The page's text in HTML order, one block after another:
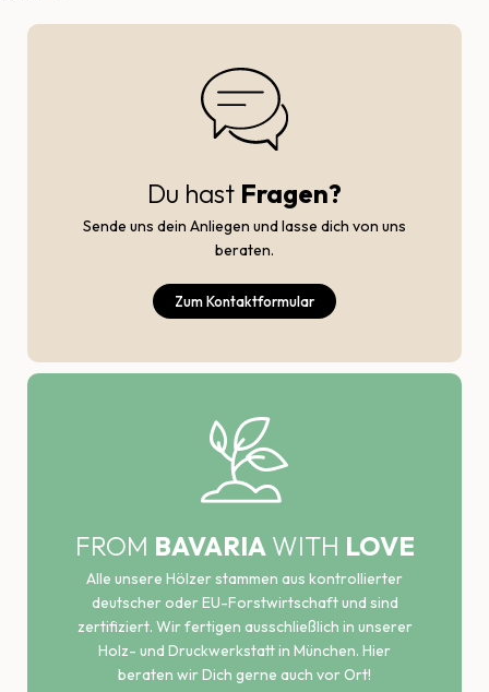
Du hast Fragen?
Sende uns dein Anliegen und lasse dich von uns
beraten.
Zum Kontaktformular
FROM BAVARIA WITH LOVE
Alle unsere Hölzer stammen aus kontrollierter
deutscher oder EU-Forstwirtschaft und sind
zertifiziert. Wir fertigen ausschließlich in unserer
Holz- und Druckwerkstatt in München. Hier
beraten wir Dich gerne auch vor Ort!